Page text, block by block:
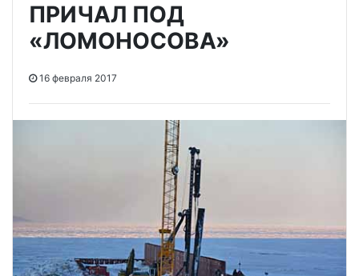
ПРИЧАЛ ПОД
«ЛОМОНОСОВА»
16 февраля 2017